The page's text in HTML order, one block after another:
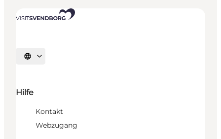
Sprache auswählen
Hilfe
Kontakt
Webzugang